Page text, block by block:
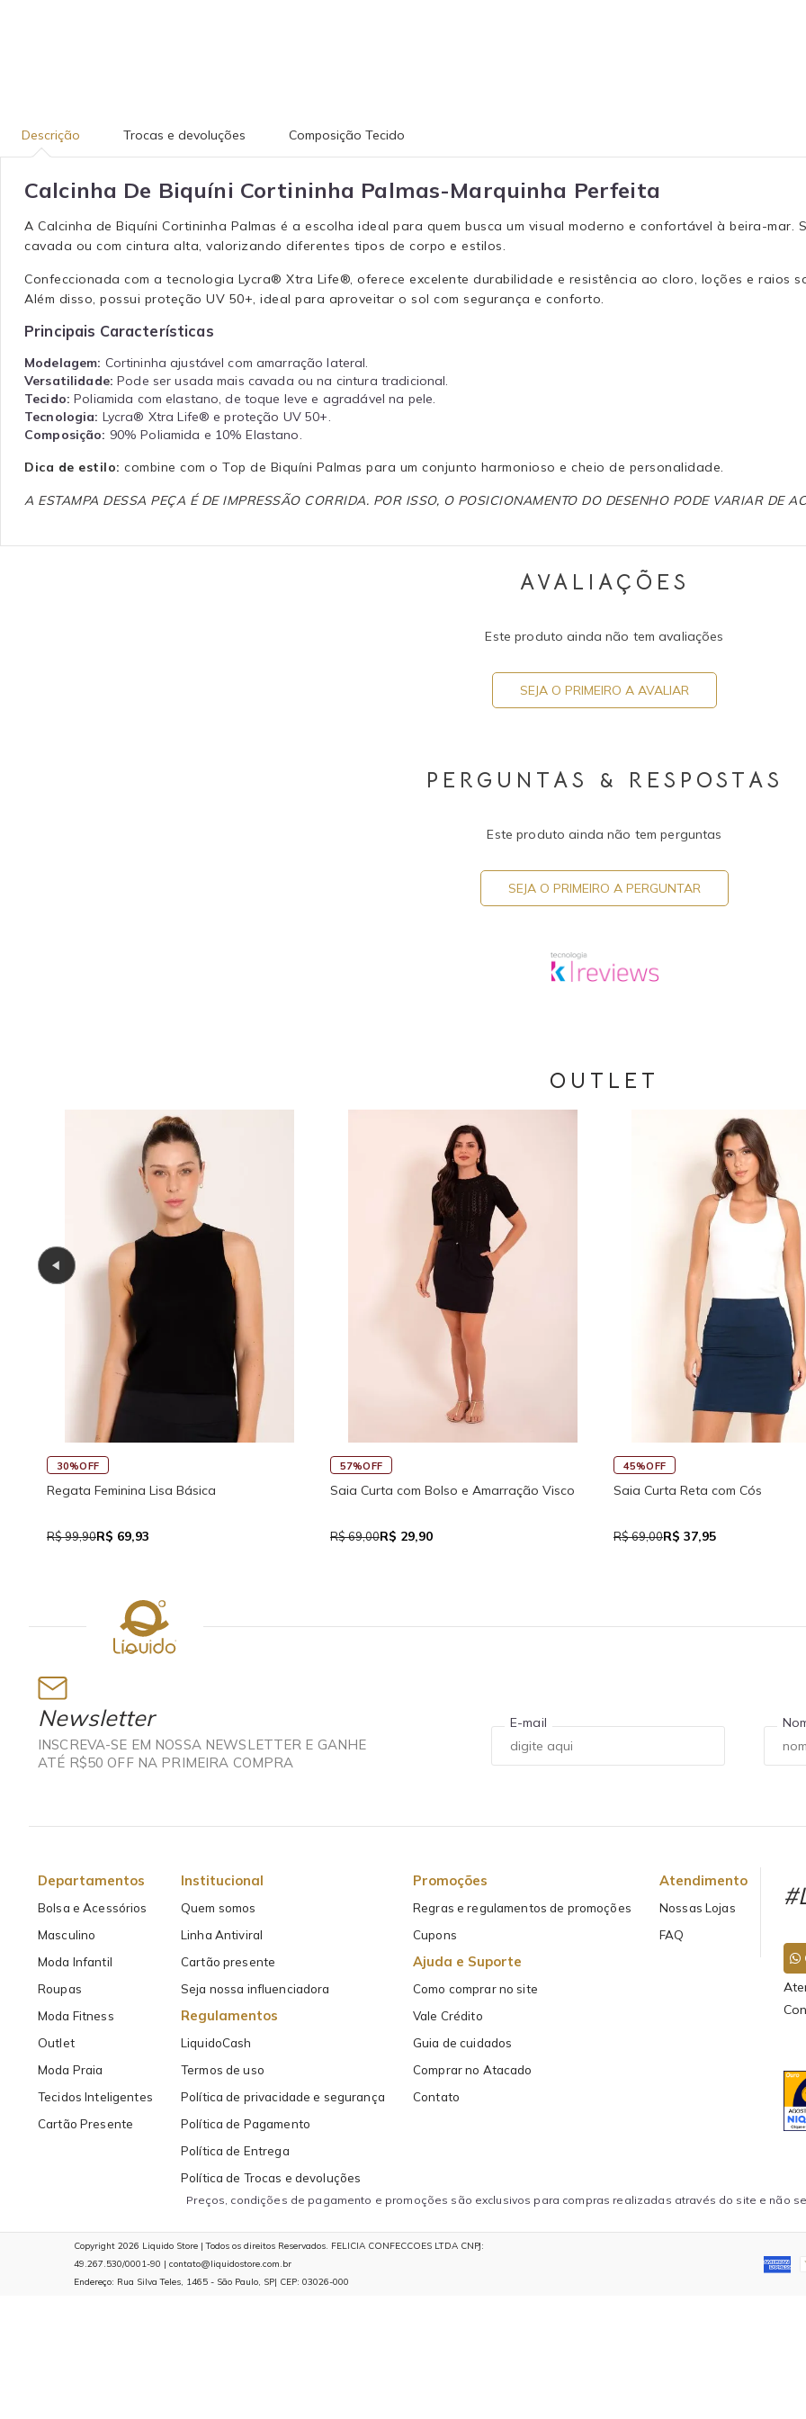
Descrição Trocas e devoluções Composição Tecido
Calcinha De Biquíni Cortininha Palmas-Marquinha Perfeita
A Calcinha de Biquíni Cortininha Palmas é a escolha ideal para quem busca um visual moderno e confortável à beira-mar.
cavada ou com cintura alta, valorizando diferentes tipos de corpo e estilos.
Confeccionada com a tecnologia Lycra® Xtra Life®, oferece excelente durabilidade e resistência ao cloro, loções e raios
Além disso, possui proteção UV 50+, ideal para aproveitar o sol com segurança e conforto.
Principais Características
Modelagem: Cortininha ajustável com amarração lateral.
Versatilidade: Pode ser usada mais cavada ou na cintura tradicional.
Tecido: Poliamida com elastano, de toque leve e agradável na pele.
Tecnologia: Lycra® Xtra Life® e proteção UV 50+.
Composição: 90% Poliamida e 10% Elastano.
Dica de estilo: combine com o Top de Biquíni Palmas para um conjunto harmonioso e cheio de personalidade.
A ESTAMPA DESSA PEÇA É DE IMPRESSÃO CORRIDA. POR ISSO, O POSICIONAMENTO DO DESENHO PODE VARIAR DE
AVALIAÇÕES
Este produto ainda não tem avaliações
SEJA O PRIMEIRO A AVALIAR
PERGUNTAS & RESPOSTAS
Este produto ainda não tem perguntas
SEJA O PRIMEIRO A PERGUNTAR
OUTLET
45%OFF
Saia Curta Reta com Cós
R$ 69,00R$ 37,95
30%OFF
Macaquinho Fitness New Ikat Com Abertura
R$ 159,90R$ 111,93
45%OFF
Regata Feminina de Alcinhas
R$ 71,00R$ 39,05
Newsletter
INSCREVA-SE EM NOSSA NEWSLETTER E GANHE
ATÉ R$50 OFF NA PRIMEIRA COMPRA
E-mail
Departamentos
Bolsa e Acessórios
Masculino
Moda Infantil
Roupas
Moda Fitness
Outlet
Moda Praia
Tecidos Inteligentes
Cartão Presente
Institucional
Quem somos
Linha Antiviral
Cartão presente
Seja nossa influenciadora
Regulamentos
LiquidoCash
Termos de uso
Política de privacidade e segurança
Política de Pagamento
Política de Entrega
Política de Trocas e devoluções
Promoções
Regras e regulamentos de promoções
Cupons
Ajuda e Suporte
Como comprar no site
Vale Crédito
Guia de cuidados
Comprar no Atacado
Contato
Atendimento
Nossas Lojas
FAQ
Preços, condições de pagamento e promoções são exclusivos para compras realizadas através do site e não
Copyright 2026 Liquido Store | Todos os direitos Reservados. FELICIA CONFECCOES LTDA CNPJ:
49.267.530/0001-90 | contato@liquidostore.com.br
Endereço: Rua Silva Teles, 1465 - São Paulo, SP| CEP: 03026-000